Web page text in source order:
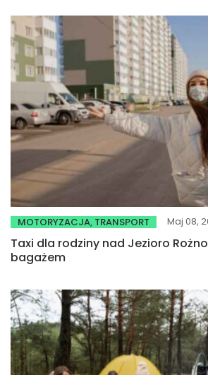
MOTORYZACJA, TRANSPORT Maj 08,
Taxi dla rodziny nad Jezioro
bagażem